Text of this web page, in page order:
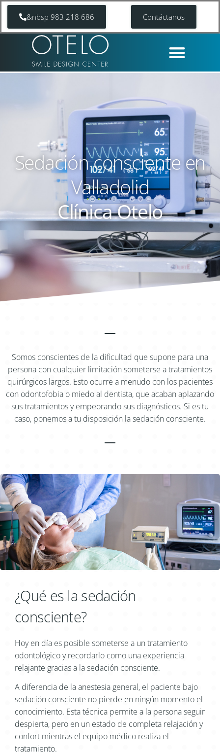
&nbsp 983 218 686 Contáctanos
Sedación consciente en
Valladolid
Clínica Otelo
Somos conscientes de la dificultad que supone para una
persona con cualquier limitación someterse a tratamientos
quirúrgicos largos. Esto ocurre a menudo con los pacientes
con odontofobia o miedo al dentista, que acaban aplazando
sus tratamientos y empeorando sus diagnósticos. Si es tu
caso, ponemos a tu disposición la sedación consciente.
¿Qué es la sedación
consciente?
Hoy en día es posible someterse a un tratamiento
odontológico y recordarlo como una experiencia
relajante gracias a la sedación consciente.
A diferencia de la anestesia general, el paciente bajo
sedación consciente no pierde en ningún momento el
conocimiento. Esta técnica permite a la persona seguir
despierta, pero en un estado de completa relajación y
confort mientras el equipo médico realiza el
tratamiento.